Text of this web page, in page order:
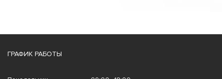
ГРАФИК РАБОТЫ